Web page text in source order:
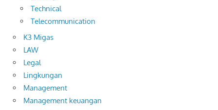
Technical
Telecommunication
K3 Migas
LAW
Legal
Lingkungan
Management
Management keuangan